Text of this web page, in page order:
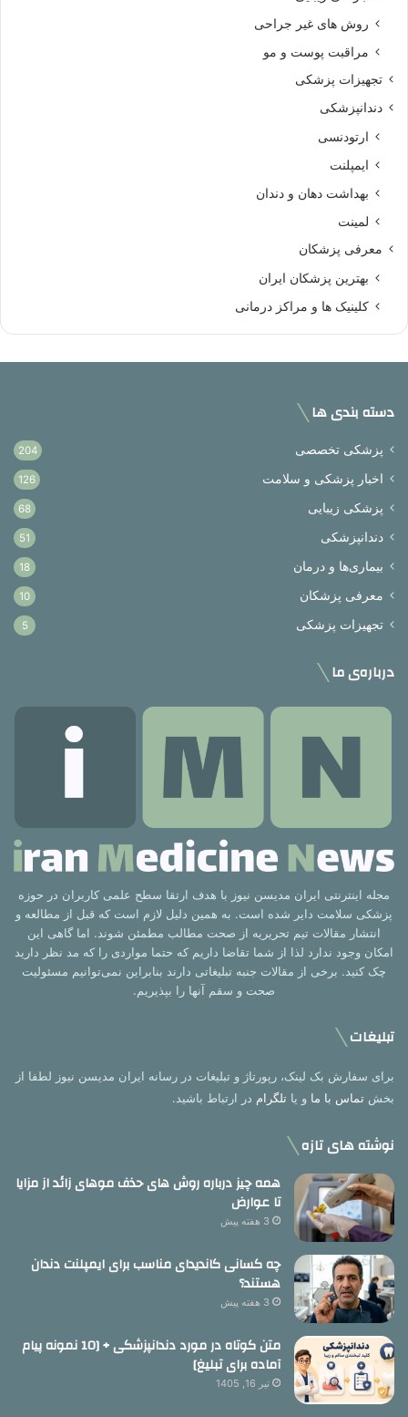
روش های غیر جراحی
مراقبت پوست و مو
تجهیزات پزشکی
دندانپزشکی
ارتودنسی
ایمپلنت
بهداشت دهان و دندان
لمینت
معرفی پزشکان
بهترین پزشکان ایران
کلینیک ها و مراکز درمانی
دسته بندی ها
پزشکی تخصصی 204
اخبار پزشکی و سلامت 126
پزشکی زیبایی 68
دندانپزشکی 51
بیماری‌ها و درمان 18
معرفی پزشکان 10
تجهیزات پزشکی 5
درباره‌ی ما
مجله اینترنتی ایران مدیسن نیوز با هدف ارتقا سطح علمی کاربران در حوزه
پزشکی سلامت دایر شده است. به همین دلیل لازم است که قبل از مطالعه و
انتشار مقالات تیم تحریریه از صحت مطالب مطمئن شوند. اما گاهی این
امکان وجود ندارد لذا از شما تقاضا داریم که حتما مواردی را که مد نظر دارید
چک کنید. برخی از مقالات جنبه تبلیغاتی دارند بنابراین نمی‌توانیم مسئولیت
صحت و سقم آنها را بپذیریم.
تبلیغات
برای سفارش بک لینک، رپورتاژ و تبلیغات در رسانه ایران مدیسن نیوز لطفا از
بخش تماس با ما و یا تلگرام در ارتباط باشید.
نوشته های تازه
همه چیز درباره روش های حذف موهای زائد از مزایا
تا عوارض
3 هفته پیش
چه کسانی کاندیدای مناسب برای ایمپلنت دندان
هستند؟
3 هفته پیش
متن کوتاه در مورد دندانپزشکی + [10 نمونه پیام
آماده برای تبلیغ]
تیر 16, 1405